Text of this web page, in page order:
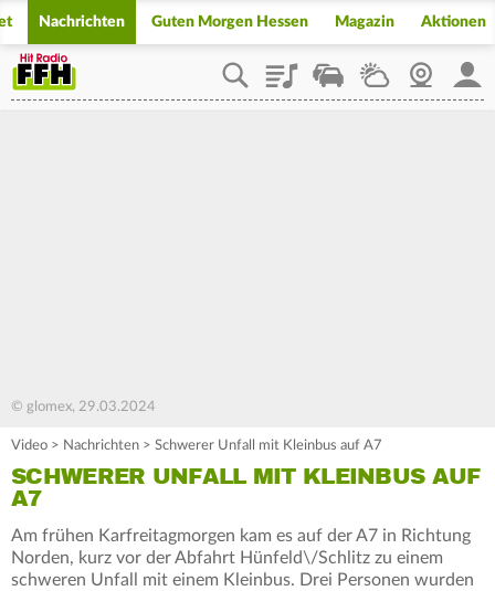
Nachrichten Guten Morgen Hessen Magazin Aktionen
PlaylistStaupilotWetterWebcam
© glomex, 29.03.2024
Video > Nachrichten > Schwerer Unfall mit Kleinbus auf A7
SCHWERER UNFALL MIT KLEINBUS AUF
A7
Am frühen Karfreitagmorgen kam es auf der A7 in Richtung
Norden, kurz vor der Abfahrt Hünfeld\/Schlitz zu einem
schweren Unfall mit einem Kleinbus. Drei Personen wurden